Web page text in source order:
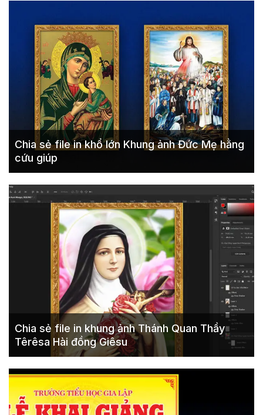
Chia sẻ file in khổ lớn Khung ảnh Đức Mẹ hằng
cứu giúp
Chia sẻ file in khung ảnh Thánh Quan Thầy
Têrêsa Hài đồng Giêsu